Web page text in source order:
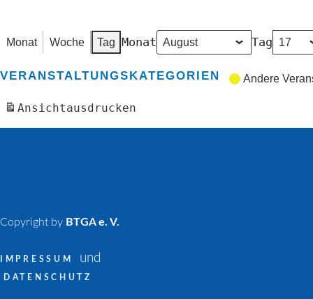
Monat Woche Tag Monat Tag
VERANSTALTUNGSKATEGORIEN Andere
Ansichtausdrucken
Copyright by BTGA e. V.
IMPRESSUM und
DATENSCHUTZ